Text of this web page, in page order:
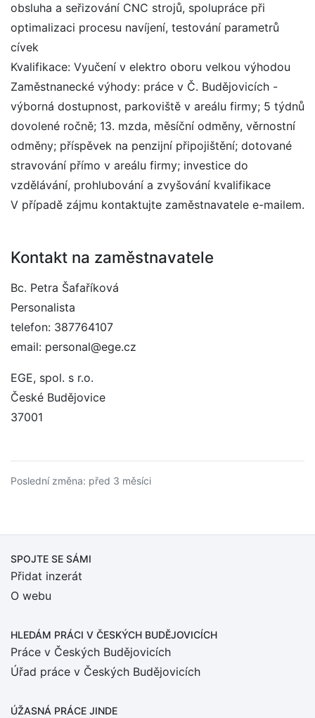
obsluha a seřizování CNC strojů, spolupráce při
optimalizaci procesu navíjení, testování parametrů
cívek
Kvalifikace: Vyučení v elektro oboru velkou výhodou
Zaměstnanecké výhody: práce v Č. Budějovicích -
výborná dostupnost, parkoviště v areálu firmy; 5 týdnů
dovolené ročně; 13. mzda, měsíční odměny, věrnostní
odměny; příspěvek na penzijní připojištění; dotované
stravování přímo v areálu firmy; investice do
vzdělávání, prohlubování a zvyšování kvalifikace
V případě zájmu kontaktujte zaměstnavatele e-mailem.
Kontakt na zaměstnavatele
Bc. Petra Šafaříková
Personalista
telefon: 387764107
email: personal@ege.cz
EGE, spol. s r.o.
České Budějovice
37001
Poslední změna: před 3 měsíci
SPOJTE SE SÁMI
Přidat inzerát
O webu
HLEDÁM PRÁCI V ČESKÝCH BUDĚJOVICÍCH
Práce v Českých Budějovicích
Úřad práce v Českých Budějovicích
ÚŽASNÁ PRÁCE JINDE